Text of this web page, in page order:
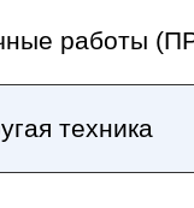
работы
техника